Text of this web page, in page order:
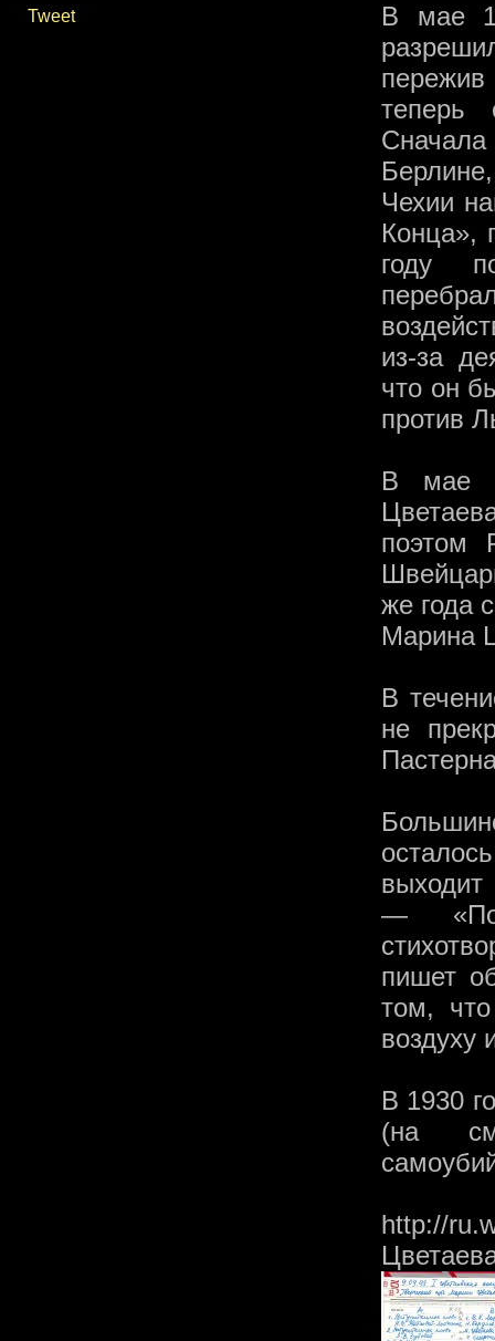
Tweet
В мае
теперь
Чехии
Конца»,
году
из-за
что он
против
В мае
поэтом
же года
Марина
В
не
выходит
—
пишет
том,
воздуху
В 1930
(на
http://